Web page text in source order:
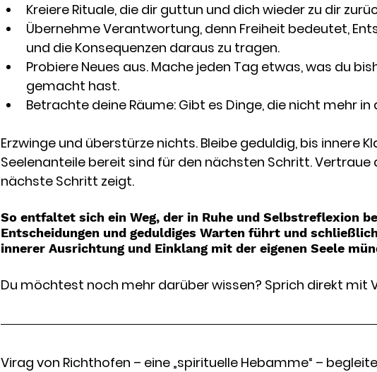
Kreiere Rituale, die dir guttun und dich wieder zu dir
Übernehme Verantwortung, denn Freiheit bedeutet,
und die Konsequenzen daraus zu tragen.
Probiere Neues aus. Mache jeden Tag etwas, was du
gemacht hast.
Betrachte deine Räume: Gibt es Dinge, die nicht mehr in
Erzwinge und überstürze nichts. Bleibe geduldig, bis innere
Seelenanteile bereit sind für den nächsten Schritt. Vertraue
nächste Schritt zeigt.
So entfaltet sich ein Weg, der in Ruhe und Selbstreflexion
Entscheidungen und geduldiges Warten führt und
innerer Ausrichtung und Einklang mit der eigenen Seele
Du möchtest noch mehr darüber wissen? Sprich direkt mit
Virag von Richthofen – eine „spirituelle Hebamme“ –